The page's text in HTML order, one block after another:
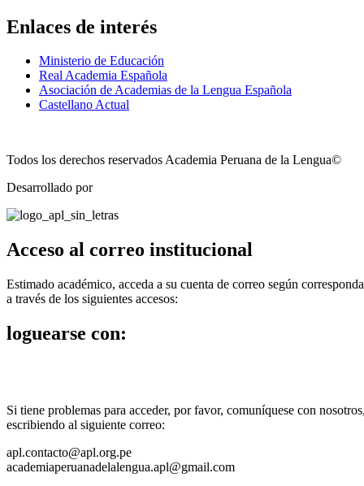
Enlaces de interés
Ministerio de Educación
Real Academia Española
Asociación de Academias de la Lengua Española
Castellano Actual
Todos los derechos reservados Academia Peruana de la Lengua©
Desarrollado por
Acceso al correo institucional
Estimado académico, acceda a su cuenta de correo según corresponda
a través de los siguientes accesos:
loguearse con:
Si tiene problemas para acceder, por favor, comuníquese con
escribiendo al siguiente correo:
apl.contacto@apl.org.pe
academiaperuanadelalengua.apl@gmail.com